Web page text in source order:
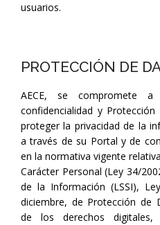
usuarios.
PROTECCIÓN DE
AECE, se compromete
confidencialidad y
proteger la privacidad de la
a través de su Portal y de
en la normativa vigente
Carácter Personal (Ley 34/
de la Información (LSSI),
diciembre, de Protección de
de los derechos digitales,